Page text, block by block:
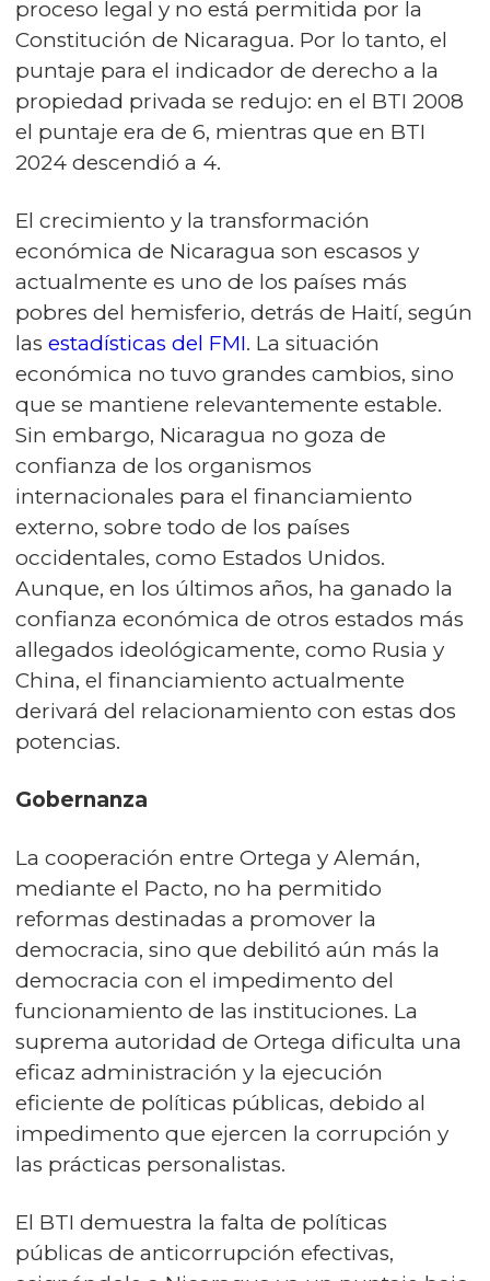
proceso legal y no está permitida por la
Constitución de Nicaragua. Por lo tanto, el
puntaje para el indicador de derecho a la
propiedad privada se redujo: en el BTI 2008
el puntaje era de 6, mientras que en BTI
2024 descendió a 4.
El crecimiento y la transformación
económica de Nicaragua son escasos y
actualmente es uno de los países más
pobres del hemisferio, detrás de Haití, según
las estadísticas del FMI. La situación
económica no tuvo grandes cambios, sino
que se mantiene relevantemente estable.
Sin embargo, Nicaragua no goza de
confianza de los organismos
internacionales para el financiamiento
externo, sobre todo de los países
occidentales, como Estados Unidos.
Aunque, en los últimos años, ha ganado la
confianza económica de otros estados más
allegados ideológicamente, como Rusia y
China, el financiamiento actualmente
derivará del relacionamiento con estas dos
potencias.
Gobernanza
La cooperación entre Ortega y Alemán,
mediante el Pacto, no ha permitido
reformas destinadas a promover la
democracia, sino que debilitó aún más la
democracia con el impedimento del
funcionamiento de las instituciones. La
suprema autoridad de Ortega dificulta una
eficaz administración y la ejecución
eficiente de políticas públicas, debido al
impedimento que ejercen la corrupción y
las prácticas personalistas.
El BTI demuestra la falta de políticas
públicas de anticorrupción efectivas,